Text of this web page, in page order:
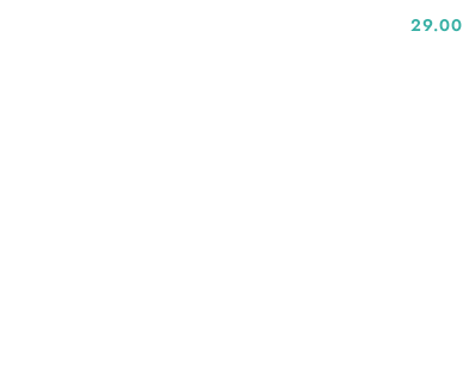
Cena:
29.00